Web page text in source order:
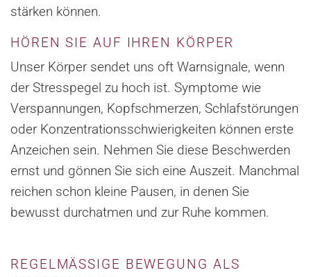
stärken können.
HÖREN SIE AUF IHREN KÖRPER
Unser Körper sendet uns oft Warnsignale, wenn
der Stresspegel zu hoch ist. Symptome wie
Verspannungen, Kopfschmerzen, Schlafstörungen
oder Konzentrationsschwierigkeiten können erste
Anzeichen sein. Nehmen Sie diese Beschwerden
ernst und gönnen Sie sich eine Auszeit. Manchmal
reichen schon kleine Pausen, in denen Sie
bewusst durchatmen und zur Ruhe kommen.
REGELMÄSSIGE BEWEGUNG ALS S